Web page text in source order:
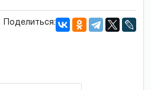
Поделиться: